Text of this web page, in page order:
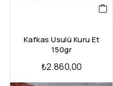
Kafkas Usulü Kuru Et
150gr
₺2.860,00